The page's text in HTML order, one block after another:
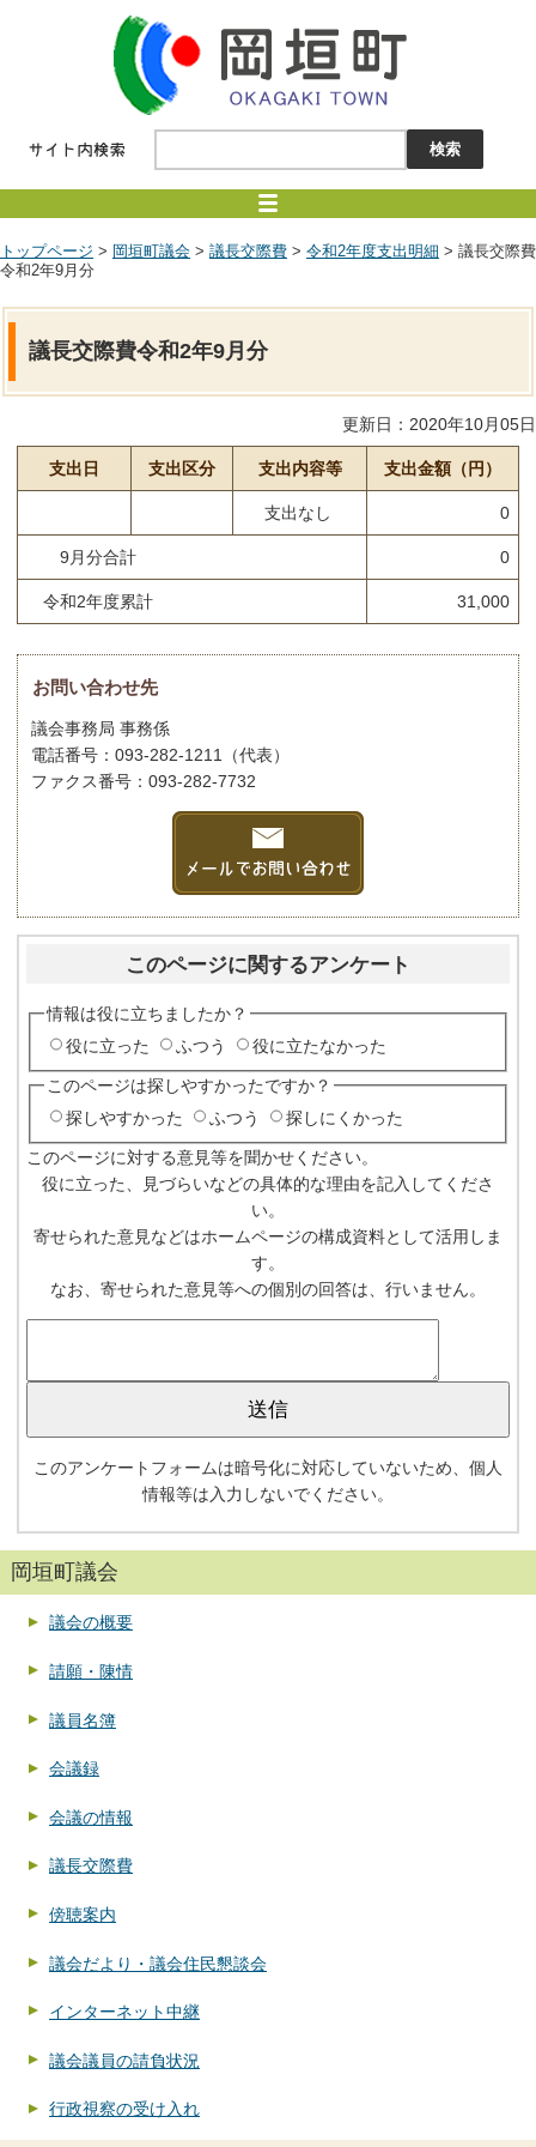
トップページ > 岡垣町議会 > 議長交際費 > 令和2年度支出明細 > 議長交際費
令和2年9月分
議長交際費令和2年9月分
更新日：2020年10月05日
支出日 支出区分 支出内容等 支出金額（円）
支出なし 0
9月分合計 0
令和2年度累計 31,000
お問い合わせ先
議会事務局 事務係
電話番号：093-282-1211（代表）
ファクス番号：093-282-7732
このページに関するアンケート
情報は役に立ちましたか？
役に立った
ふつう 役に立たなかった
このページは探しやすかったですか？
探しやすかった
ふつう 探しにくかった
このページに対する意見等を聞かせください。
役に立った、見づらいなどの具体的な理由を記入してくださ
い。
寄せられた意見などはホームページの構成資料として活用しま
す。
なお、寄せられた意見等への個別の回答は、行いません。
このアンケートフォームは暗号化に対応していないため、個人
情報等は入力しないでください。
岡垣町議会
議会の概要
請願・陳情
議員名簿
会議録
会議の情報
議長交際費
傍聴案内
議会だより・議会住民懇談会
インターネット中継
議会議員の請負状況
行政視察の受け入れ